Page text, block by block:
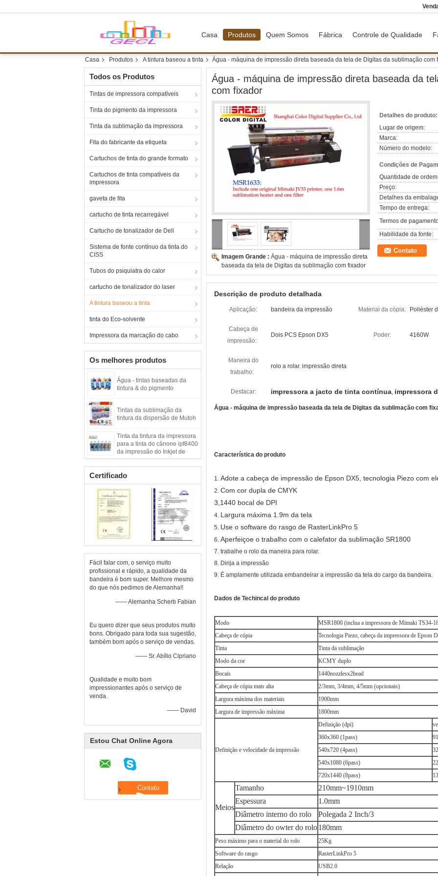
Casa Produtos Quem Somos Fábrica Controle de Qualidade
Casa Produtos A tintura baseou a tinta Água - máquina de impressão direta baseada da tela de Digitas da sublimação com
Todos os Produtos
Tintas de impressora compatíveis
Tinta do pigmento da impressora
Tinta da sublimação da impressora
Fita do fabricante da etiqueta
Cartuchos de tinta do grande formato
Cartuchos de tinta compatíveis da
impressora
gaveta de fita
cartucho de tinta recarregável
Cartucho de tonalizador de Dell
Sistema de fonte contínuo da tinta do
CISS
Tubos do psiquiatra do calor
cartucho de tonalizador do laser
A tintura baseou a tinta
tinta do Eco-solvente
Impressora da marcação do cabo
Os melhores produtos
Água - tintas baseadas da
tintura & do pigmento
Tintas da sublimação da
tintura da dispersão de Mutoh
Tinta da tintura da impressora
para a tinta do cânone ipf8400
da impressão do Inkjet de
Digitas
Certificado
Fácil falar com, o serviço muito
profissional e rápido, a qualidade da
bandeira é bom super. Melhore mesmo
do que nós pedimos de Alemanha!!
—— Alemanha Scherb Fabian
Eu quero dizer que seus produtos muito
bons. Obrigado para toda sua sugestão,
também bom após o serviço de vendas.
—— Sr. Abílio Cipriano
Qualidade e muito bom
impressionantes após o serviço de
venda.
—— David
Estou Chat Online Agora
Água - máquina de impressão direta baseada da
com fixador
Imagem Grande : Água - máquina de impressão direta
baseada da tela de Digitas da sublimação com fixador
Detalhes do produto:
Lugar de origem:
Marca:
Número do modelo:
Condições de
Quantidade de
Preço:
Detalhes da
Tempo de entrega:
Termos de
Habilidade da fonte:
Contato
Descrição de produto detalhada
Aplicação: bandeira da impressão Material da cópia: Poliéster
Cabeça de
impressão:
Dois PCS Epson DX5 Poder: 4160W
Maneira do
trabalho:
rolo a rolar. impressão direta
Destacar: impressora a jacto de tinta contínua, impressora
Água - máquina de impressão baseada da tela de Digitas da sublimação com
Característica do produto
1. Adote a cabeça de impressão de Epson DX5, tecnologia Piezo com
2. Com cor dupla de CMYK
3,1440 bocal de DPI
4. Largura máxima 1.9m da tela
5. Use o software do rasgo de RasterLinkPro 5
6. Aperfeiçoe o trabalho com o calefator da sublimação SR1800
7. trabalhe o rolo da maneira para rolar.
8. Dirija a impressão
9. É amplamente utilizada embandeirar a impressão da tela do cargo da bandeira.
Dados de Techincal do produto
Modo
MSR1800 (inclua a impressora de Mimaki TS34-
Cabeça de cópia
Tecnologia Piezo, cabeça da impressora de Epson
Tinta
Tinta da sublimação
Modo da cor
KCMY duplo
Bocais
1440nozzlesx2head
Cabeça de cópia mais alta
2/3mm, 3/4mm, 4/5mm (opcionais)
Largura máxima dos materiais
1900mm
Largura de impressão máxima
1800mm
Definição e velocidade da impressão
Definição (dpi)
360x360 (1pass)
540x720 (4pass)
540x1080 (6pass)
720x1440 (8pass)
Meios
Tamanho
210mm~1910mm
Espessura
1.0mm
Diâmetro interno do rolo
Polegada 2 Inch/3
Diâmetro do owter do rolo180mm
Peso máximo para o material do rolo
25Kg
Software do rasgo
RasterLinkPro 5
Relação
USB2.0